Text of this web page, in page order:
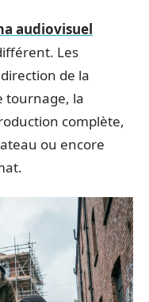
audiovisuel
Les
de la
tournage, la
complète,
ou encore